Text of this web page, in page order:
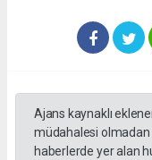
Ajans kaynaklı
müdahalesi olmadan
haberlerde yer alan